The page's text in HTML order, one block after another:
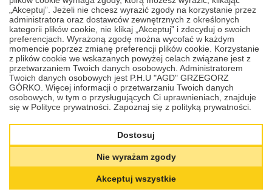
PRODUKTY I USŁUGI
POWIĄZANE
„Akceptuj”. Jeżeli nie chcesz wyrazić zgody na korzystanie przez
administratora oraz dostawców zewnętrznych z określonych
kategorii plików cookie, nie klikaj „Akceptuj” i zdecyduj o swoich
preferencjach. Wyrażoną zgodę można wycofać w każdym
momencie poprzez zmianę preferencji plików cookie. Korzystanie
z plików cookie we wskazanych powyżej celach związane jest z
przetwarzaniem Twoich danych osobowych. Administratorem
Twoich danych osobowych jest P.H.U "AGD" GRZEGORZ
GÓRKO. Więcej informacji o przetwarzaniu Twoich danych
osobowych, w tym o przysługujących Ci uprawnieniach, znajduje
się w Polityce prywatności. Zapoznaj się z polityką prywatności.
Dostosuj
Nie wyrażam zgody
Akceptuj wszystkie